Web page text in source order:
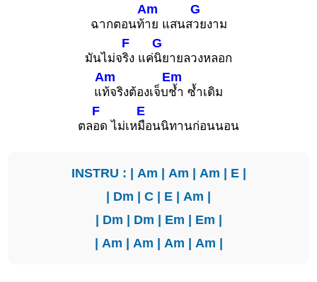
ฉากตอนท้
Am
าย แสนส
G
วยงาม
มันไม่จ
F
ริง แค่
G
นิยายลวงหลอก
แ
Am
ท้จริงต้องเจ็บ
Em
ช้ำ ซ้ำเดิม
ตล
F
อด ไม่เห
E
มือนนิทานก่อนนอน
INSTRU : | Am | Am | Am | E|
| Dm | C | E | Am |
| Dm | Dm | Em | Em |
| Am | Am | Am | Am |